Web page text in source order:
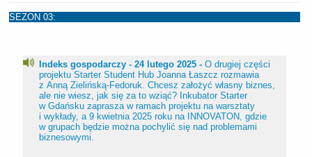
SEZON 03:
Indeks gospodarczy - 24 lutego 2025 - O drugiej części
projektu Starter Student Hub Joanna Łaszcz rozmawia
z Anną Zielińską-Fedoruk. Chcesz założyć własny biznes,
ale nie wiesz, jak się za to wziąć? Inkubator Starter
w Gdańsku zaprasza w ramach projektu na warsztaty
i wykłady, a 9 kwietnia 2025 roku na INNOVATON, gdzie
w grupach będzie można pochylić się nad problemami
biznesowymi.